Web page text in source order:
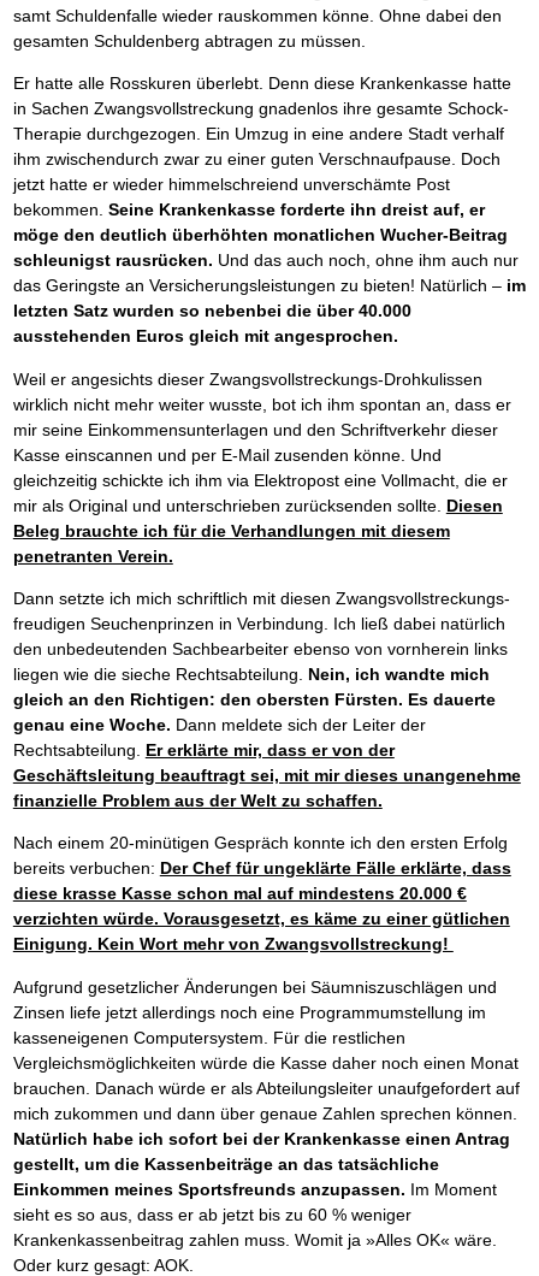
Das richtige Post-Know-How NEUERSCHEINUNG
Ihren Zeitgewinn maximieren
GbR-Vertrag mit beschränkter Haftung BRANDNEU
GbR als Einzelperson gründen
samt Schuldenfalle wieder rauskommen könne. Ohne dabei den
gesamten Schuldenberg abtragen zu müssen.
Er hatte alle Rosskuren überlebt. Denn diese Krankenkasse hatte
in Sachen Zwangsvollstreckung gnadenlos ihre gesamte Schock-
Therapie durchgezogen. Ein Umzug in eine andere Stadt verhalf
ihm zwischendurch zwar zu einer guten Verschnaufpause. Doch
jetzt hatte er wieder himmelschreiend unverschämte Post
bekommen. Seine Krankenkasse forderte ihn dreist auf, er
möge den deutlich überhöhten monatlichen Wucher-Beitrag
schleunigst rausrücken. Und das auch noch, ohne ihm auch nur
das Geringste an Versicherungsleistungen zu bieten! Natürlich – im
letzten Satz wurden so nebenbei die über 40.000
ausstehenden Euros gleich mit angesprochen.
Weil er angesichts dieser Zwangsvollstreckungs-Drohkulissen
wirklich nicht mehr weiter wusste, bot ich ihm spontan an, dass er
mir seine Einkommensunterlagen und den Schriftverkehr dieser
Kasse einscannen und per E-Mail zusenden könne. Und
gleichzeitig schickte ich ihm via Elektropost eine Vollmacht, die er
mir als Original und unterschrieben zurücksenden sollte. Diesen
Beleg brauchte ich für die Verhandlungen mit diesem
penetranten Verein.
Dann setzte ich mich schriftlich mit diesen Zwangsvollstreckungs-
freudigen Seuchenprinzen in Verbindung. Ich ließ dabei natürlich
den unbedeutenden Sachbearbeiter ebenso von vornherein links
liegen wie die sieche Rechtsabteilung. Nein, ich wandte mich
gleich an den Richtigen: den obersten Fürsten. Es dauerte
genau eine Woche. Dann meldete sich der Leiter der
Rechtsabteilung. Er erklärte mir, dass er von der
Geschäftsleitung beauftragt sei, mit mir dieses unangenehme
finanzielle Problem aus der Welt zu schaffen.
Nach einem 20-minütigen Gespräch konnte ich den ersten Erfolg
bereits verbuchen: Der Chef für ungeklärte Fälle erklärte, dass
diese krasse Kasse schon mal auf mindestens 20.000 €
verzichten würde. Vorausgesetzt, es käme zu einer gütlichen
Einigung. Kein Wort mehr von Zwangsvollstreckung!
Aufgrund gesetzlicher Änderungen bei Säumniszuschlägen und
Zinsen liefe jetzt allerdings noch eine Programmumstellung im
kasseneigenen Computersystem. Für die restlichen
Vergleichsmöglichkeiten würde die Kasse daher noch einen Monat
brauchen. Danach würde er als Abteilungsleiter unaufgefordert auf
mich zukommen und dann über genaue Zahlen sprechen können.
Natürlich habe ich sofort bei der Krankenkasse einen Antrag
gestellt, um die Kassenbeiträge an das tatsächliche
Einkommen meines Sportsfreunds anzupassen. Im Moment
sieht es so aus, dass er ab jetzt bis zu 60 % weniger
Krankenkassenbeitrag zahlen muss. Womit ja »Alles OK« wäre.
Oder kurz gesagt: AOK.